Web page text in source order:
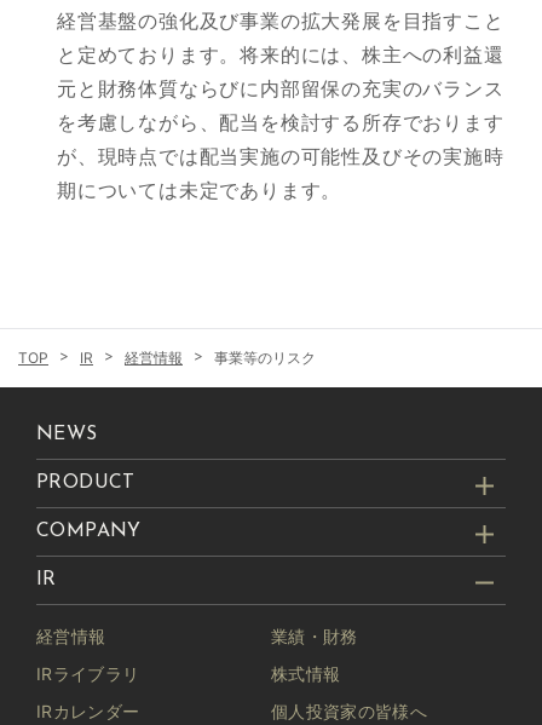
経営基盤の強化及び事業の拡大発展を目指すこと
と定めております。将来的には、株主への利益還
元と財務体質ならびに内部留保の充実のバランス
を考慮しながら、配当を検討する所存でおります
が、現時点では配当実施の可能性及びその実施時
期については未定であります。
IR 経営情報 事業等のリスク
NEWS
PRODUCT
COMPANY
IR
経営情報
業績・財務
IRライブラリ
株式情報
IRカレンダー
個人投資家の皆様へ